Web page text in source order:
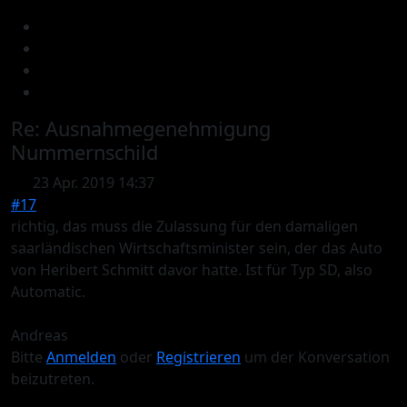
Re: Ausnahmegenehmigung
Nummernschild
23 Apr. 2019 14:37
#17
richtig, das muss die Zulassung für den damaligen
saarländischen Wirtschaftsminister sein, der das Auto
von Heribert Schmitt davor hatte. Ist für Typ SD, also
Automatic.
Andreas
Bitte Anmelden oder Registrieren um der Konversation
beizutreten.